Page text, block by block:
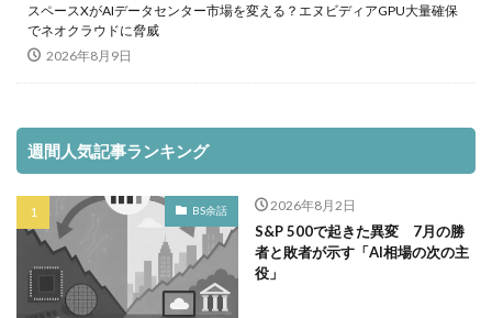
スペースXがAIデータセンター市場を変える？エヌビディアGPU大量確保
でネオクラウドに脅威
2026年8月9日
週間人気記事ランキング
BS余話 2026年8月2日
S&P 500で起きた異変 7月の勝
者と敗者が示す「AI相場の次の主
役」